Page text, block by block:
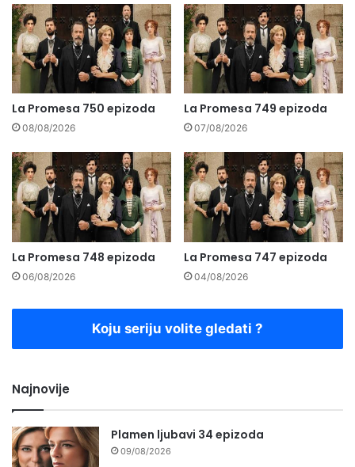
La Promesa 750 epizoda
08/08/2026
La Promesa 749 epizoda
07/08/2026
La Promesa 748 epizoda
06/08/2026
La Promesa 747 epizoda
04/08/2026
Koju seriju volite gledati ?
Najnovije
Plamen ljubavi 34 epizoda
09/08/2026